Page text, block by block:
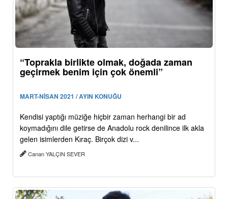
“Toprakla birlikte olmak, doğada zaman
geçirmek benim için çok önemli”
MART-NİSAN 2021 / AYIN KONUĞU
Kendisi yaptığı müziğe hiçbir zaman herhangi bir ad
koymadığını dile getirse de Anadolu rock denilince ilk akla
gelen isimlerden Kıraç. Birçok dizi v...
Canan YALÇIN SEVER